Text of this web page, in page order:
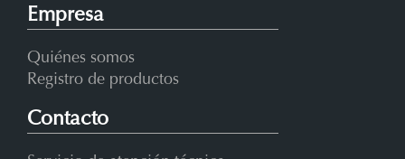
Empresa
Quiénes somos
Registro de productos
Contacto